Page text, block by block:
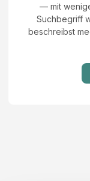
— mit
Suchbegriff
beschreibst